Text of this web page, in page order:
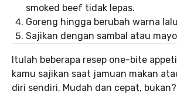
smoked beef tidak lepas.
Goreng hingga berubah warna
Sajikan dengan sambal atau
Itulah beberapa resep one-bite
kamu sajikan saat jamuan makan
diri sendiri. Mudah dan cepat,